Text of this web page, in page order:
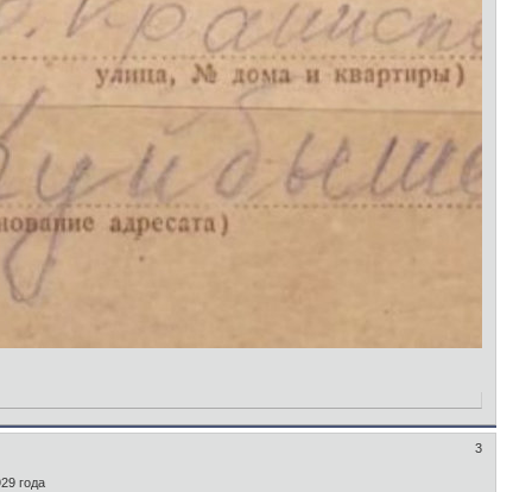
3
года